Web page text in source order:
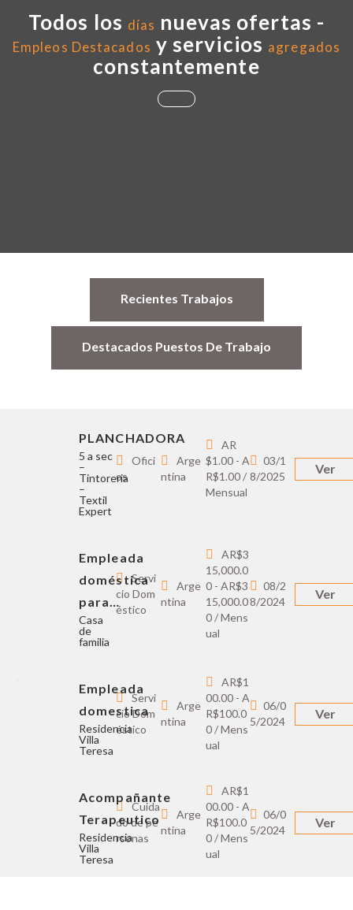
Todos los días nuevas ofertas -
Empleos Destacados y servicios agregados
constantemente
Recientes Trabajos
Destacados Puestos De Trabajo
PLANCHADORA
5 a sec
–
Tintoreria
–
Textil
Expert
Ofici
os
Arge
ntina
AR
$1.00 - A
R$1.00 /
Mensual
03/1
8/2025
Ver
Empleada
doméstica
para…
Casa
de
familia
Servi
cio Dom
éstico
Arge
ntina
AR$3
15,000.0
0 - AR$3
15,000.0
0 / Mens
ual
08/2
8/2024
Ver
Empleada
domestica
Residencia
Villa
Teresa
Servi
cio Dom
éstico
Arge
ntina
AR$1
00.00 - A
R$100.0
0 / Mens
ual
06/0
5/2024
Ver
Acompañante
Terapeutico
Residencia
Villa
Teresa
Cuida
do de pe
rsonas
Arge
ntina
AR$1
00.00 - A
R$100.0
0 / Mens
ual
06/0
5/2024
Ver